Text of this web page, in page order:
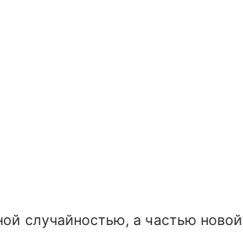
случайностью, а частью новой